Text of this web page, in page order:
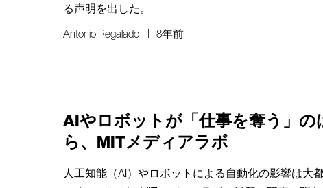
る声明を出した。
Antonio Regalado 8年前
AIやロボットが「仕事を奪う」の
ら、MITメディアラボ
人工知能（AI）やロボットによる自動化の影響は大